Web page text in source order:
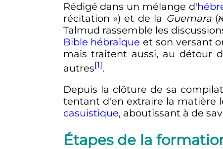
Rédigé dans un mélange d'
récitation ») et de la Guemara
Talmud rassemble les
Bible hébraïque et son versant
mais traitent aussi, au détour
autres[1].
Depuis la clôture de sa
tentant d'en extraire la matière
casuistique, aboutissant à de
Étapes de la